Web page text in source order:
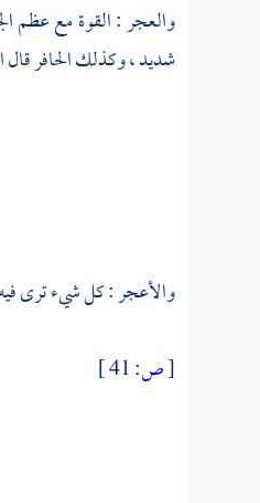
والعجر : القوة مع
شديد ، وكذلك الحافر قال
والأعجر : كل شيء ترى
[ص: